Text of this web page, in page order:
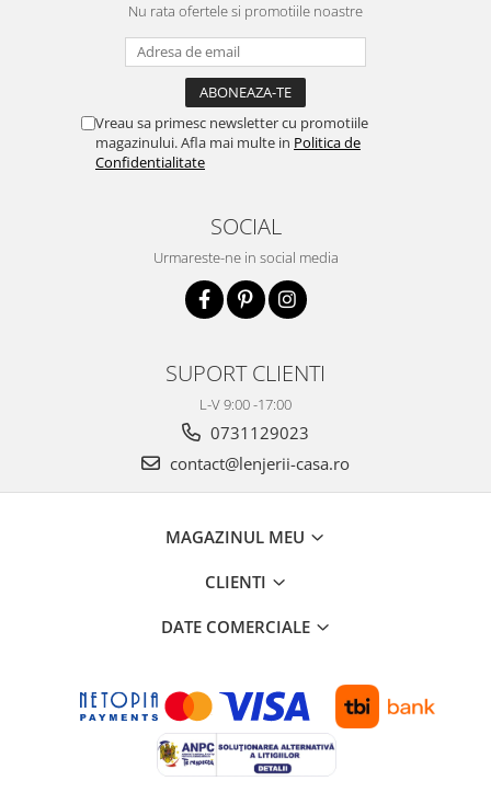
Nu rata ofertele si promotiile noastre
Vreau sa primesc newsletter cu promotiile
magazinului. Afla mai multe in Politica de
Confidentialitate
SOCIAL
Urmareste-ne in social media
SUPORT CLIENTI
L-V 9:00 -17:00
0731129023
contact@lenjerii-casa.ro
MAGAZINUL MEU
CLIENTI
DATE COMERCIALE